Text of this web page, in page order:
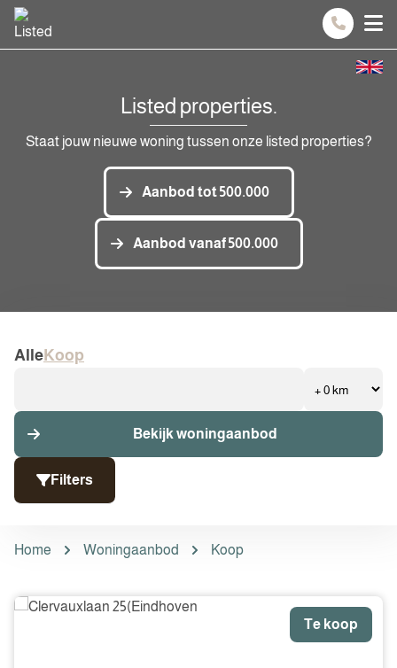
Spring naar inhoud
Listed properties.
Staat jouw nieuwe woning tussen onze listed properties?
Aanbod tot 500.000
Aanbod vanaf 500.000
Alle Koop
Bekijk woningaanbod
Filters
Home Woningaanbod Koop
Te koop